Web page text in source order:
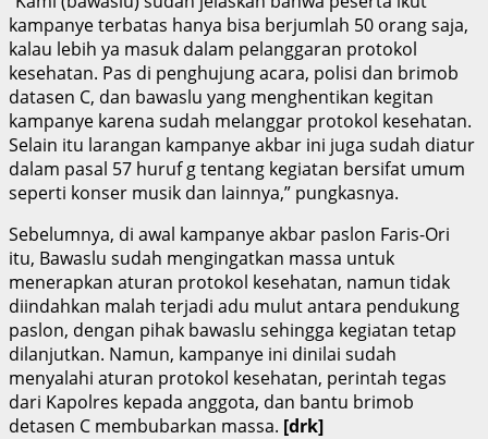
kampanye terbatas hanya bisa berjumlah 50 orang saja,
kalau lebih ya masuk dalam pelanggaran protokol
kesehatan. Pas di penghujung acara, polisi dan brimob
datasen C, dan bawaslu yang menghentikan kegitan
kampanye karena sudah melanggar protokol kesehatan.
Selain itu larangan kampanye akbar ini juga sudah diatur
dalam pasal 57 huruf g tentang kegiatan bersifat umum
seperti konser musik dan lainnya,” pungkasnya.
Sebelumnya, di awal kampanye akbar paslon Faris-Ori
itu, Bawaslu sudah mengingatkan massa untuk
menerapkan aturan protokol kesehatan, namun tidak
diindahkan malah terjadi adu mulut antara pendukung
paslon, dengan pihak bawaslu sehingga kegiatan tetap
dilanjutkan. Namun, kampanye ini dinilai sudah
menyalahi aturan protokol kesehatan, perintah tegas
dari Kapolres kepada anggota, dan bantu brimob
detasen C membubarkan massa. [drk]